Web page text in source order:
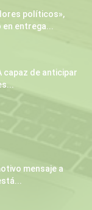
políticos»,
en entrega...
capaz de anticipar
mensaje a